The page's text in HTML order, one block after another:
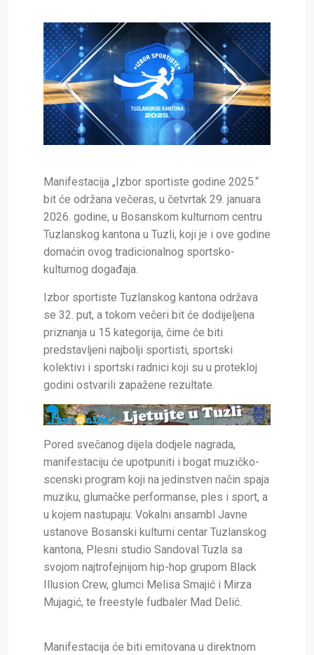
Manifestacija „Izbor sportiste godine 2025.“
bit će održana večeras, u četvrtak 29. januara
2026. godine, u Bosanskom kulturnom centru
Tuzlanskog kantona u Tuzli, koji je i ove godine
domaćin ovog tradicionalnog sportsko-
kulturnog događaja.
Izbor sportiste Tuzlanskog kantona održava
se 32. put, a tokom večeri bit će dodijeljena
priznanja u 15 kategorija, čime će biti
predstavljeni najbolji sportisti, sportski
kolektivi i sportski radnici koji su u protekloj
godini ostvarili zapažene rezultate.
Pored svečanog dijela dodjele nagrada,
manifestaciju će upotpuniti i bogat muzičko-
scenski program koji na jedinstven način spaja
muziku, glumačke performanse, ples i sport, a
u kojem nastupaju: Vokalni ansambl Javne
ustanove Bosanski kulturni centar Tuzlanskog
kantona, Plesni studio Sandoval Tuzla sa
svojom najtrofejnijom hip-hop grupom Black
Illusion Crew, glumci Melisa Smajić i Mirza
Mujagić, te freestyle fudbaler Mad Delić.
Manifestacija će biti emitovana u direktnom